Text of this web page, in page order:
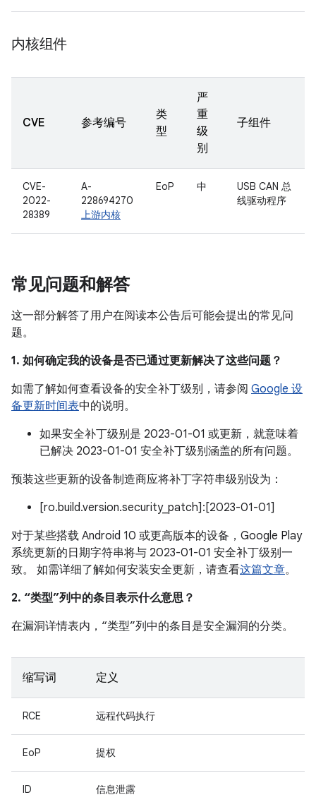
内核组件
CVE 参考编号
类
型
严
重
级
别
子组件
CVE-
2022-
28389
A-
228694270
上游内核
EoP 中
USB CAN 总
线驱动程序
常见问题和解答
这一部分解答了用户在阅读本公告后可能会提出的常见问
题。
1. 如何确定我的设备是否已通过更新解决了这些问题？
如需了解如何查看设备的安全补丁级别，请参阅 Google 设
备更新时间表中的说明。
如果安全补丁级别是 2023-01-01 或更新，就意味着
已解决 2023-01-01 安全补丁级别涵盖的所有问题。
预装这些更新的设备制造商应将补丁字符串级别设为：
[ro.build.version.security_patch]:[2023-01-01]
对于某些搭载 Android 10 或更高版本的设备，Google Play
系统更新的日期字符串将与 2023-01-01 安全补丁级别一
致。 如需详细了解如何安装安全更新，请查看这篇文章。
2. “类型”列中的条目表示什么意思？
在漏洞详情表内，“类型”列中的条目是安全漏洞的分类。
缩写词 定义
RCE 远程代码执行
EoP 提权
ID 信息泄露